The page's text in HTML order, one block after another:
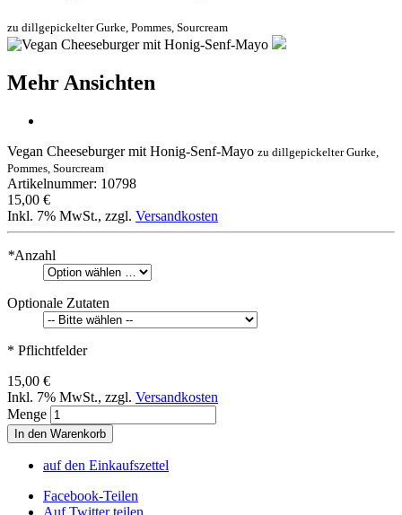
zu dillgepickelter Gurke, Pommes, Sourcream
Mehr Ansichten
Vegan Cheeseburger mit Honig-Senf-Mayo zu dillgepickelter Gurke,
Pommes, Sourcream
Artikelnummer: 10798
15,00 €
Inkl. 7% MwSt., zzgl. Versandkosten
*Anzahl
Optionale Zutaten
* Pflichtfelder
15,00 €
Inkl. 7% MwSt., zzgl. Versandkosten
Menge
In den Warenkorb
auf den Einkaufszettel
Facebook-Teilen
Auf Twitter teilen